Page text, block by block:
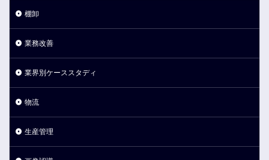
棚卸
業務改善
業界別ケーススタディ
物流
生産管理